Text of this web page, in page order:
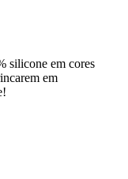
silicone em cores
em